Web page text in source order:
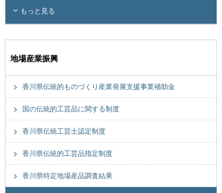
もっと見る
地場産業振興
香川県伝統的ものづくり産業発展支援事業補助金
国の伝統的工芸品に関する制度
香川県伝統工芸士認定制度
香川県伝統的工芸品指定制度
香川県特定地場産品調査結果